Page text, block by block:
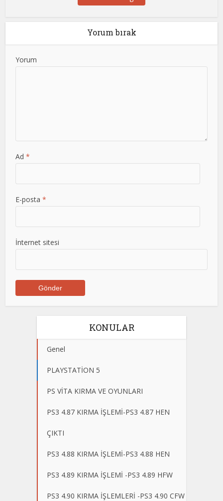
Yorum bırak
Yorum
Ad*
E-posta*
İnternet sitesi
KONULAR
Genel
PLAYSTATİON 5
PS VİTA KIRMA VE OYUNLARI
PS3 4.87 KIRMA İŞLEMİ-PS3 4.87 HEN
ÇIKTI
PS3 4.88 KIRMA İŞLEMİ-PS3 4.88 HEN
PS3 4.89 KIRMA İŞLEMİ -PS3 4.89 HFW
PS3 4.90 KIRMA İŞLEMLERİ -PS3 4.90 CFW